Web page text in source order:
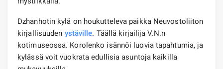
Dzhanhotin kylä on houkutteleva paikka Neuvostoliiton
kirjallisuuden ystäville. Täällä kirjailija V.N.n
kotimuseossa. Korolenko isännöi luovia tapahtumia, ja
kylässä voit vuokrata edullisia asuntoja kaikilla